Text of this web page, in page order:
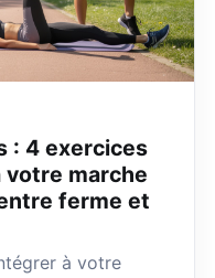
: 4 exercices
marche
ferme et
à votre